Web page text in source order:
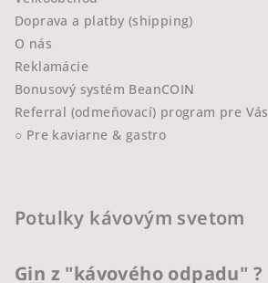
Doprava a platby (shipping)
O nás
Reklamácie
Bonusový systém BeanCOIN
Referral (odmeňovací) program pre Vás
○ Pre kaviarne & gastro
Potulky kávovým svetom
Gin z "kávového odpadu" ?